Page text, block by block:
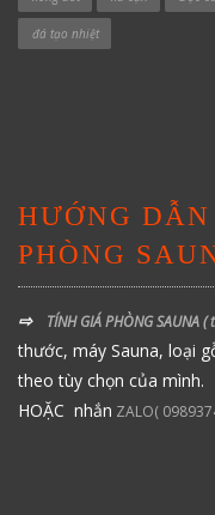
đá tạo nhiệt
HƯỚNG
PHÒNG
⇨ TÍNH GIÁ PHÒNG SAUNA(
thước, máy Sauna, loại
theo tùy chọn của mình.
HOẶC nhắn ZALO(